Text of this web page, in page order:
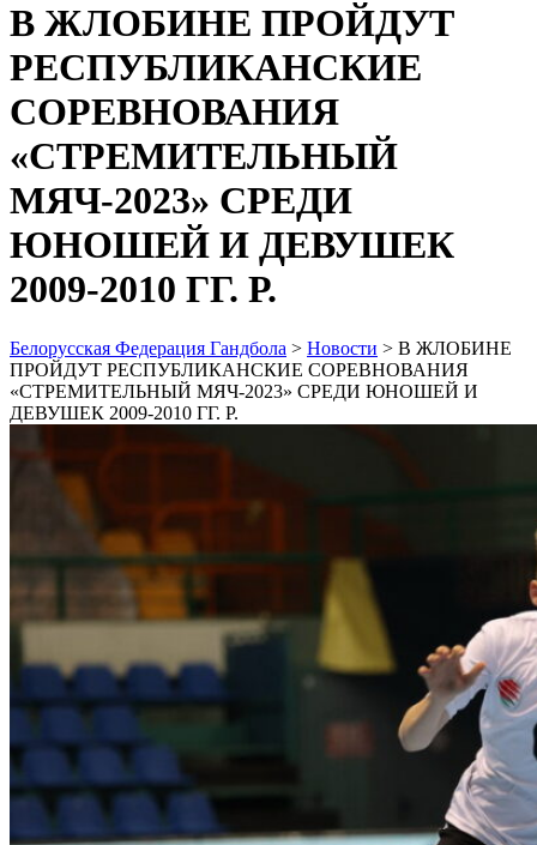
В ЖЛОБИНЕ ПРОЙДУТ
РЕСПУБЛИКАНСКИЕ
СОРЕВНОВАНИЯ
«СТРЕМИТЕЛЬНЫЙ
МЯЧ-2023» СРЕДИ
ЮНОШЕЙ И ДЕВУШЕК
2009-2010 ГГ. Р.
Белорусская Федерация Гандбола > Новости > В ЖЛОБИНЕ
ПРОЙДУТ РЕСПУБЛИКАНСКИЕ СОРЕВНОВАНИЯ
«СТРЕМИТЕЛЬНЫЙ МЯЧ-2023» СРЕДИ ЮНОШЕЙ И
ДЕВУШЕК 2009-2010 ГГ. Р.